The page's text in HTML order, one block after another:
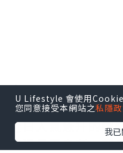
慶春樸門發跡於杭
戰到深圳，因為米
近日人氣急升的
友還是素食者，
U Lifestyle 會使用
您同意接受本網站之私隱
我